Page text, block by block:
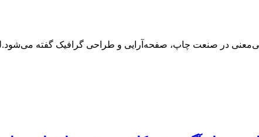
بی‌معنی در صنعت چاپ، صفحه‌آرایی و طراحی گرافیک گفته